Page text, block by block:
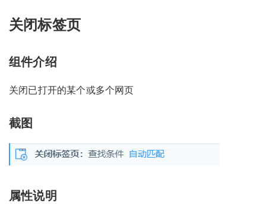
关闭标签页
组件介绍
关闭已打开的某个或多个网页
截图
属性说明